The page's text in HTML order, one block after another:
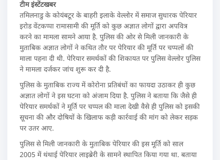
टीम इंस्टेंटखबर
तमिलनाडु के कोयंबटूर के बाहरी इलाके वेल्‍लोर में समाज सुधारक पेरियार
इरोड वेंटकप्‍पा रामासामी की मूर्ति को कुछ अज्ञात लोगों द्वारा अपवित्र
करने का मामला सामने आया है. पुलिस की ओर से मिली जानकारी के
मुताबिक अज्ञात लोगों ने कथित तौर पर पेरियार की मूर्ति पर चप्‍पलों की
माला पहना दी थी. पेरियार समर्थकों की शिकायत पर पुलिस वेल्‍लोर पुलिस
ने मामला दर्जकर जांच शुरू कर दी है.
पुलिस के मुताबिक राज्‍य में कोरोना प्रतिबंधों का फायदा उठाकर ही कुछ
अज्ञात लोगों ने इस घटना को अंजाम दिया है. पुलिस ने बताया कि जैसे ही
पेरियार समर्थकों ने मूर्ति पर चप्‍पल की माला देखी वैसे ही पुलिस को इसकी
सूचना की और दोषियों के खिलाफ कड़ी कार्रवाई की मांग को लेकर सड़क
पर उतर आए.
पुलिस से मिली जानकारी के मुताबिक पेरियार की इस मूर्ति को साल
2005 में थंथाई पेरियार लाइब्रेरी के सामने स्थापित किया गया था. बताया